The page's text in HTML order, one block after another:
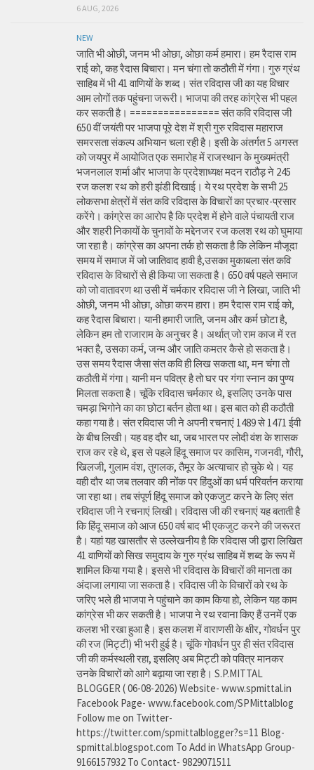
6 AUG, 2026
NEW
जाति भी ओछी, जनम भी ओछा, ओछा कर्म हमारा। हम रैदास राम
राई को, कह रैदास बिचारा। मन चंगा तो कठौती में गंगा। गुरु ग्रंथ
साहिब में भी 41 वाणियों के शब्द। संत रविदास जी का यह विचार
आम लोगों तक पहुंचना जरूरी। भाजपा की तरह कांग्रेस भी पहल
कर सकती है। ================ संत कवि रविदास जी
650 वीं जयंती पर भाजपा पूरे देश में श्री गुरु रविदास महाराज
समरसता संकल्प अभियान चला रही है। इसी के अंतर्गत 5 अगस्त
को जयपुर में आयोजित एक समारोह में राजस्थान के मुख्यमंत्री
भजनलाल शर्मा और भाजपा के प्रदेशाध्यक्ष मदन राठौड़ ने 245
रज कलश रथ को हरी झंडी दिखाई। ये रथ प्रदेश के सभी 25
लोकसभा क्षेत्रों में संत कवि रविदास के विचारों का प्रचार-प्रसार
करेंगे। कांग्रेस का आरोप है कि प्रदेश में होने वाले पंचायती राज
और शहरी निकायों के चुनावों के मद्देनजर रज कलश रथ को घुमाया
जा रहा है। कांग्रेस का अपना तर्क हो सकता है कि लेकिन मौजूदा
समय में समाज में जो जातिवाद हावी है,उसका मुकाबला संत कवि
रविदास के विचारों से ही किया जा सकता है। 650 वर्ष पहले समाज
को जो वातावरण था उसी में चर्मकार रविदास जी ने लिखा, जाति भी
ओछी, जनम भी ओछा, ओछा करम हारा। हम रैदास राम राई को,
कह रैदास बिचारा। यानी हमारी जाति, जनम और कर्म छोटा है,
लेकिन हम तो राजाराम के अनुचर है। अर्थात् जो राम काज में रत
भक्त है, उसका कर्म, जन्म और जाति कमतर कैसे हो सकता है।
उस समय रैदास जैसा संत कवि ही लिख सकता था, मन चंगा तो
कठौती में गंगा। यानी मन पवित्र है तो घर पर गंगा स्नान का पुण्य
मिलता सकता है। चूंकि रविदास चर्मकार थे, इसलिए उनके पास
चमड़ा भिगोने का का छोटा बर्तन होता था। इस बात को ही कठौती
कहा गया है। संत रविदास जी ने अपनी रचनाएं 1489 से 1471 ईवी
के बीच लिखी। यह वह दौर था, जब भारत पर लोदी वंश के शासक
राज कर रहे थे, इस से पहले हिंदू समाज पर कासिम, गजनवी, गौरी,
खिलजी, गुलाम वंश, तुगलक, तैमूर के अत्याचार हो चुके थे। यह
वही दौर था जब तलवार की नोंक पर हिंदुओं का धर्म परिवर्तन कराया
जा रहा था। तब संपूर्ण हिंदू समाज को एकजुट करने के लिए संत
रविदास जी ने रचनाएं लिखी। रविदास जी की रचनाएं यह बताती है
कि हिंदू समाज को आज 650 वर्ष बाद भी एकजुट करने की जरूरत
है। यहां यह खासतौर से उल्लेखनीय है कि रविदास जी द्वारा लिखित
41 वाणियोंं को सिख समुदाय के गुरु ग्रंथ साहिब में शब्द के रूप में
शामिल किया गया है। इससे भी रविदास के विचारों की मानता का
अंदाजा लगाया जा सकता है। रविदास जी के विचारों को रथ के
जरिए भले ही भाजपा ने पहुंचाने का काम किया हो, लेकिन यह काम
कांग्रेस भी कर सकती है। भाजपा ने रथ रवाना किए हैं उनमें एक
कलश भी रखा हुआ है। इस कलश में वाराणसी के क्षीर, गोवर्धन पुर
की रज (मिट्टी) भी भरी हुई है। चूंकि गोवर्धन पुर ही संत रविदास
जी की कर्मस्थली रहा, इसलिए अब मिट्टी को पवित्र मानकर
उनके विचारों को आगे बढ़ाया जा रहा है। S.P.MITTAL
BLOGGER ( 06-08-2026) Website- www.spmittal.in
Facebook Page- www.facebook.com/SPMittalblog
Follow me on Twitter-
https://twitter.com/spmittalblogger?s=11 Blog-
spmittal.blogspot.com To Add in WhatsApp Group-
9166157932 To Contact- 9829071511